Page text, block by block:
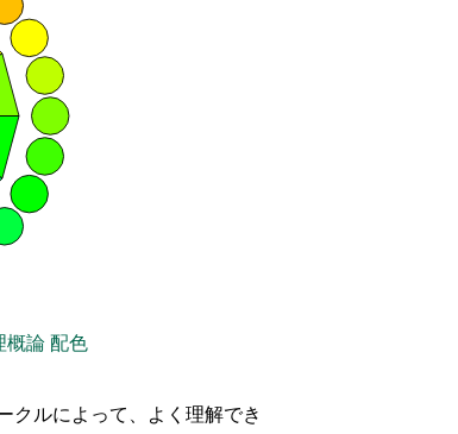
概論配色
クルによって、よく理解でき